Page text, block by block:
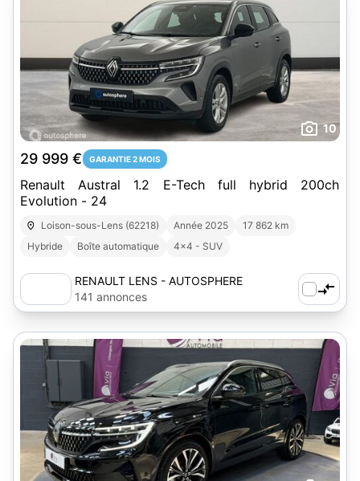
10
29 999 € GARANTIE 2 MOIS
Renault Austral 1.2 E-Tech full hybrid 200ch
Evolution - 24
Loison-sous-Lens (62218) Année 2025
17 862 km
Hybride
Boîte automatique 4x4 - SUV
RENAULT LENS - AUTOSPHERE
141 annonces